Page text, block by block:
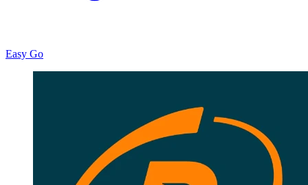
Easy Go